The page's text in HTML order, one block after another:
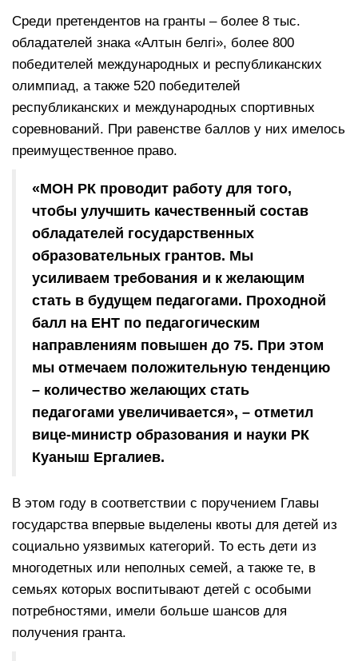
Среди претендентов на гранты – более 8 тыс.
обладателей знака «Алтын белгі», более 800
победителей международных и республиканских
олимпиад, а также 520 победителей
республиканских и международных спортивных
соревнований. При равенстве баллов у них имелось
преимущественное право.
«МОН РК проводит работу для того,
чтобы улучшить качественный состав
обладателей государственных
образовательных грантов. Мы
усиливаем требования и к желающим
стать в будущем педагогами. Проходной
балл на ЕНТ по педагогическим
направлениям повышен до 75. При этом
мы отмечаем положительную тенденцию
– количество желающих стать
педагогами увеличивается», – отметил
вице-министр образования и науки РК
Куаныш Ергалиев.
В этом году в соответствии с поручением Главы
государства впервые выделены квоты для детей из
социально уязвимых категорий. То есть дети из
многодетных или неполных семей, а также те, в
семьях которых воспитывают детей с особыми
потребностями, имели больше шансов для
получения гранта.